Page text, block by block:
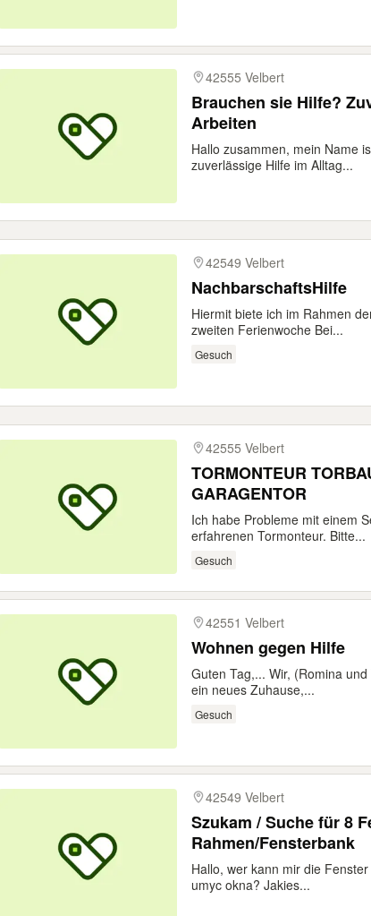
42555 Velbert
Brauchen sie Hilfe?
Arbeiten
Hallo zusammen, mein Name
zuverlässige Hilfe im Alltag...
42549 Velbert
NachbarschaftsHilfe
Hiermit biete ich im Rahmen
zweiten Ferienwoche Bei...
Gesuch
42555 Velbert
TORMONTEUR
GARAGENTOR
Ich habe Probleme mit einem
erfahrenen Tormonteur. Bitte...
Gesuch
42551 Velbert
Wohnen gegen Hilfe
Guten Tag,... Wir, (Romina
ein neues Zuhause,...
Gesuch
42549 Velbert
Szukam / Suche für 8
Rahmen/Fensterbank
Hallo, wer kann mir die
umyc okna? Jakies...